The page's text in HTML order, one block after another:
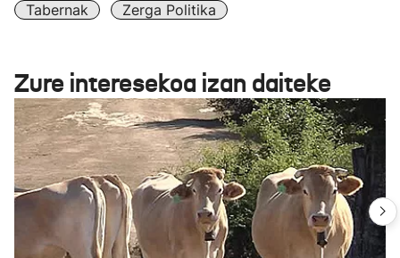
Tabernak
Zerga Politika
Zure interesekoa izan daiteke